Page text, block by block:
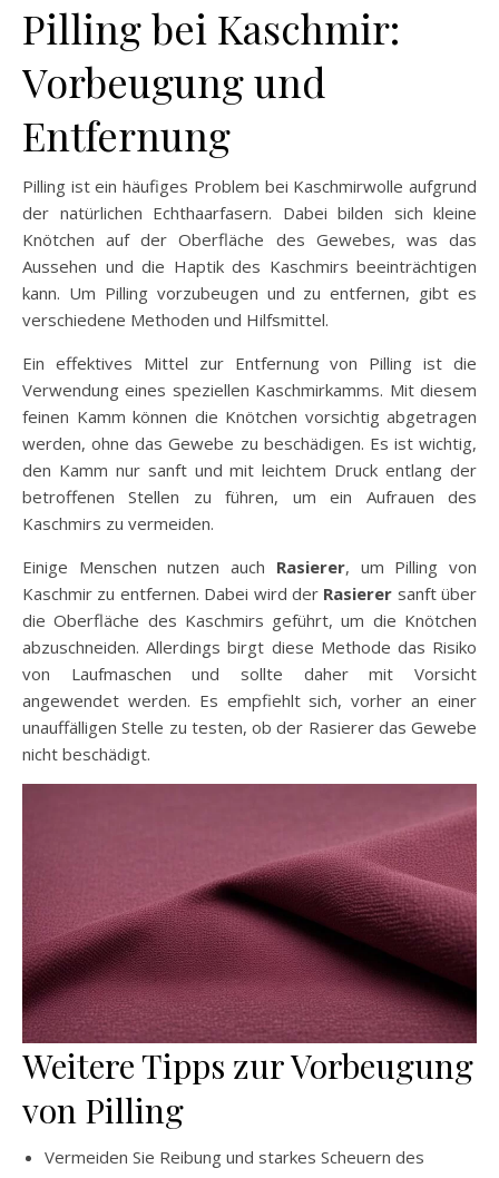
Pilling bei Kaschmir:
Vorbeugung und
Entfernung
Pilling ist ein häufiges Problem bei Kaschmirwolle aufgrund
der natürlichen Echthaarfasern. Dabei bilden sich kleine
Knötchen auf der Oberfläche des Gewebes, was das
Aussehen und die Haptik des Kaschmirs beeinträchtigen
kann. Um Pilling vorzubeugen und zu entfernen, gibt es
verschiedene Methoden und Hilfsmittel.
Ein effektives Mittel zur Entfernung von Pilling ist die
Verwendung eines speziellen Kaschmirkamms. Mit diesem
feinen Kamm können die Knötchen vorsichtig abgetragen
werden, ohne das Gewebe zu beschädigen. Es ist wichtig,
den Kamm nur sanft und mit leichtem Druck entlang der
betroffenen Stellen zu führen, um ein Aufrauen des
Kaschmirs zu vermeiden.
Einige Menschen nutzen auch Rasierer, um Pilling von
Kaschmir zu entfernen. Dabei wird der Rasierer sanft über
die Oberfläche des Kaschmirs geführt, um die Knötchen
abzuschneiden. Allerdings birgt diese Methode das Risiko
von Laufmaschen und sollte daher mit Vorsicht
angewendet werden. Es empfiehlt sich, vorher an einer
unauffälligen Stelle zu testen, ob der Rasierer das Gewebe
nicht beschädigt.
Weitere Tipps zur Vorbeugung
von Pilling
Vermeiden Sie Reibung und starkes Scheuern des